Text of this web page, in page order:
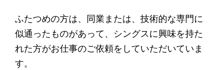
ふたつめの方は、同業または、技術的な専門に
似通ったものがあって、シングスに興味を持た
れた方がお仕事のご依頼をしていただいていま
す。